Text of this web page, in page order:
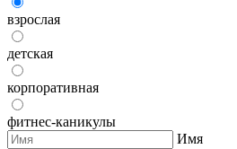
взрослая
детская
корпоративная
фитнес-каникулы
Имя